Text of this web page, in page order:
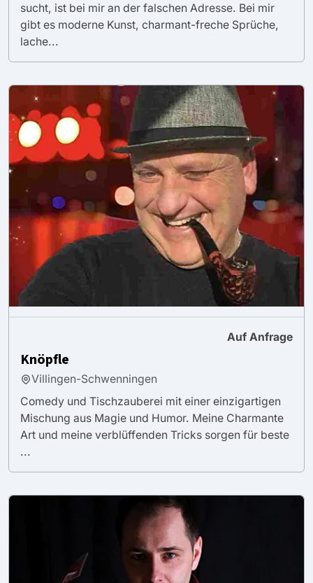
sucht, ist bei mir an der falschen Adresse. Bei mir
gibt es moderne Kunst, charmant-freche Sprüche,
lache...
Auf Anfrage
Knöpfle
Villingen-Schwenningen
Comedy und Tischzauberei mit einer einzigartigen
Mischung aus Magie und Humor. Meine Charmante
Art und meine verblüffenden Tricks sorgen für beste
...